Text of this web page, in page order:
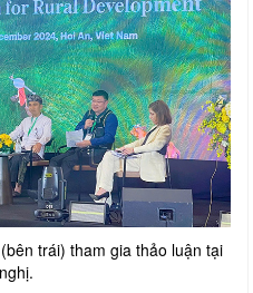
trái) tham gia thảo luận tại